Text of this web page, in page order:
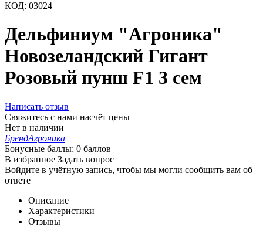
КОД: 03024
Дельфиниум "Агроника"
Новозеландский Гигант
Розовый пунш F1 3 сем
Написать отзыв
Свяжитесь с нами насчёт цены
Нет в наличии
БрендАгроника
Бонусные баллы: 0 баллов
В избранное Задать вопрос
Войдите в учётную запись, чтобы мы могли сообщить вам об
ответе
Описание
Характеристики
Отзывы